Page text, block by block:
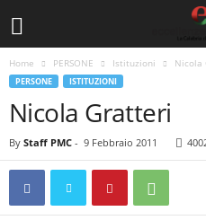
Home PERSONE Istituzioni Nicola
PERSONE ISTITUZIONI
Nicola Gratteri
By Staff PMC - 9 Febbraio 2011